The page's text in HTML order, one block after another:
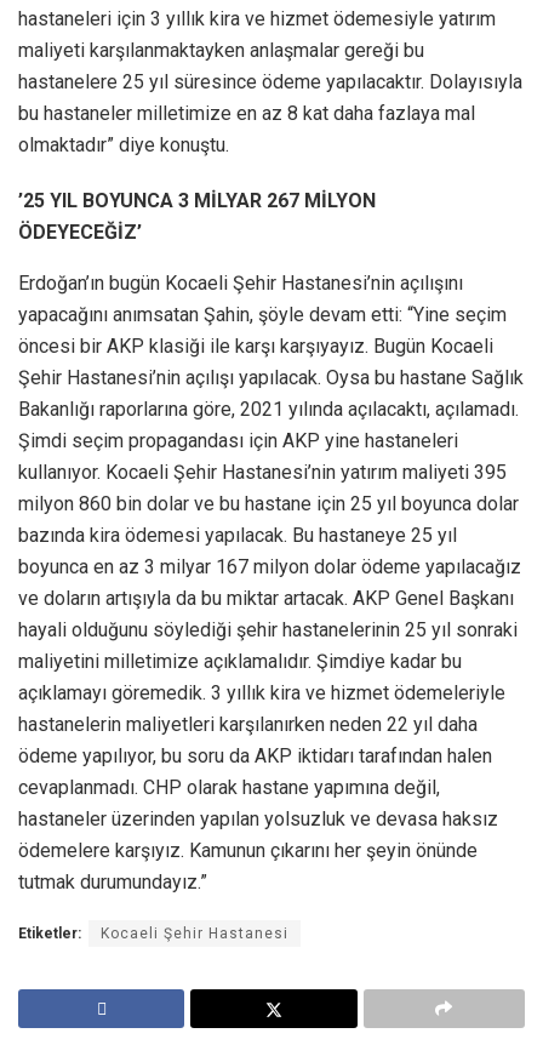
hastaneleri için 3 yıllık kira ve hizmet ödemesiyle yatırım
maliyeti karşılanmaktayken anlaşmalar gereği bu
hastanelere 25 yıl süresince ödeme yapılacaktır. Dolayısıyla
bu hastaneler milletimize en az 8 kat daha fazlaya mal
olmaktadır” diye konuştu.
’25 YIL BOYUNCA 3 MİLYAR 267 MİLYON
ÖDEYECEĞİZ’
Erdoğan’ın bugün Kocaeli Şehir Hastanesi’nin açılışını
yapacağını anımsatan Şahin, şöyle devam etti: “Yine seçim
öncesi bir AKP klasiği ile karşı karşıyayız. Bugün Kocaeli
Şehir Hastanesi’nin açılışı yapılacak. Oysa bu hastane Sağlık
Bakanlığı raporlarına göre, 2021 yılında açılacaktı, açılamadı.
Şimdi seçim propagandası için AKP yine hastaneleri
kullanıyor. Kocaeli Şehir Hastanesi’nin yatırım maliyeti 395
milyon 860 bin dolar ve bu hastane için 25 yıl boyunca dolar
bazında kira ödemesi yapılacak. Bu hastaneye 25 yıl
boyunca en az 3 milyar 167 milyon dolar ödeme yapılacağız
ve doların artışıyla da bu miktar artacak. AKP Genel Başkanı
hayali olduğunu söylediği şehir hastanelerinin 25 yıl sonraki
maliyetini milletimize açıklamalıdır. Şimdiye kadar bu
açıklamayı göremedik. 3 yıllık kira ve hizmet ödemeleriyle
hastanelerin maliyetleri karşılanırken neden 22 yıl daha
ödeme yapılıyor, bu soru da AKP iktidarı tarafından halen
cevaplanmadı. CHP olarak hastane yapımına değil,
hastaneler üzerinden yapılan yolsuzluk ve devasa haksız
ödemelere karşıyız. Kamunun çıkarını her şeyin önünde
tutmak durumundayız.”
Etiketler: Kocaeli Şehir Hastanesi